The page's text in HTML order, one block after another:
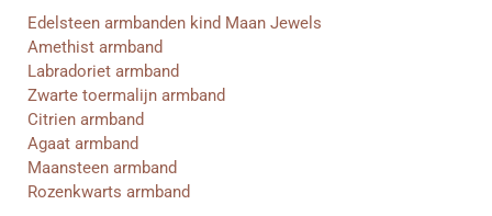
Edelsteen armbanden kind Maan Jewels
Amethist armband
Labradoriet armband
Zwarte toermalijn armband
Citrien armband
Agaat armband
Maansteen armband
Rozenkwarts armband